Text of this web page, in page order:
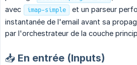
avec
imap-simple
et un parseur
instantanée de l'email avant sa
par l'orchestrateur de la couche
📥 En entrée (Inputs)